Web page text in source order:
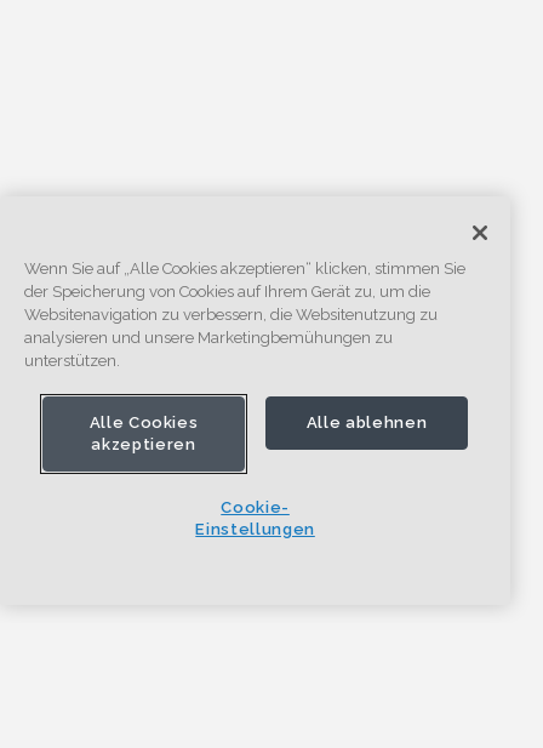
Wenn Sie auf „Alle Cookies akzeptieren“ klicken, stimmen Sie
der Speicherung von Cookies auf Ihrem Gerät zu, um die
Websitenavigation zu verbessern, die Websitenutzung zu
analysieren und unsere Marketingbemühungen zu
unterstützen.
Alle Cookies
akzeptieren
Alle ablehnen
Cookie-
Einstellungen